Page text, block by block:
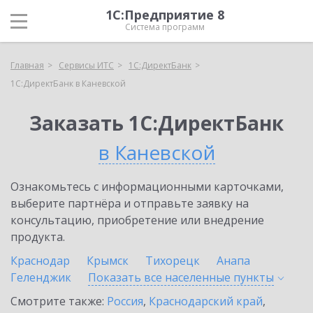
1С:Предприятие 8
Система программ
Главная Сервисы ИТС
1С:ДиректБанк
1С:ДиректБанк в Каневской
Заказать 1С:ДиректБанк
в Каневской
Ознакомьтесь с информационными карточками,
выберите партнёра и отправьте заявку на
консультацию, приобретение или внедрение
продукта.
Краснодар
Крымск Тихорецк
Анапа
Геленджик
Показать все населенные пункты
Смотрите также: Россия, Краснодарский край,